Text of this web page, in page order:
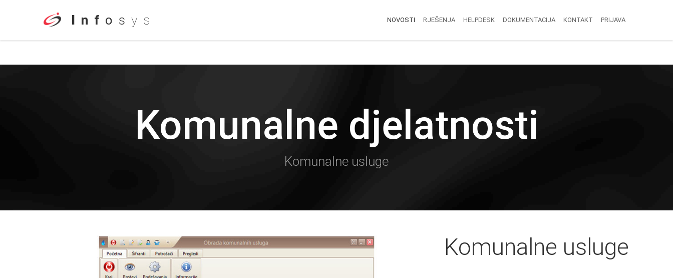
I n f o s y s NOVOSTI RJEŠENJA HELPDESK DOKUMENTACIJA KONTAKT PRIJAVA
Komunalne djelatnosti
Komunalne usluge
Komunalne usluge